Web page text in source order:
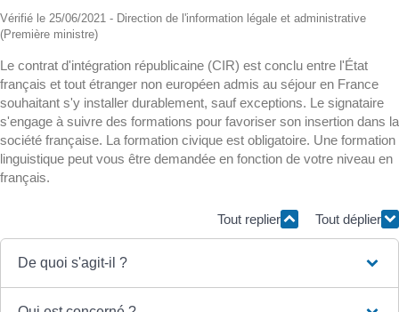
Vérifié le 25/06/2021 - Direction de l'information légale et administrative
(Première ministre)
Le contrat d'intégration républicaine (CIR) est conclu entre l'État
français et tout étranger non européen admis au séjour en France
souhaitant s'y installer durablement, sauf exceptions. Le signataire
s'engage à suivre des formations pour favoriser son insertion dans la
société française. La formation civique est obligatoire. Une formation
linguistique peut vous être demandée en fonction de votre niveau en
français.
Tout replier Tout déplier
De quoi s'agit-il ?